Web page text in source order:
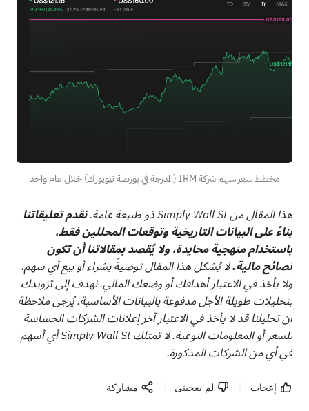
مخطط سعر سهم شركة IRM (المدرجة في بورصة نيويورك) خلال عام واحد
هذا المقال من Simply Wall St ذو طبيعة عامة.
نقدم تعليقاتنا
بناءً على البيانات التاريخية وتوقعات المحللين فقط،
باستخدام منهجية محايدة، ولا يُقصد بمقالاتنا أن تكون
نصائح مالية.لا يُشكل هذا المقال توصيةً بشراء أو بيع أي سهم،
ولا يأخذ في الاعتبار أهدافك أو وضعك المالي. نهدف إلى تزويدك
بتحليلات طويلة الأجل مدفوعة بالبيانات الأساسية. يُرجى ملاحظة
أن تحليلنا قد لا يأخذ في الاعتبار آخر إعلانات الشركات الحساسة
للسعر أو المعلومات النوعية. لا تمتلك Simply Wall St أي أسهم
في أي من الشركات المذكورة.
إعجاب لم يعجبنى مشاركة